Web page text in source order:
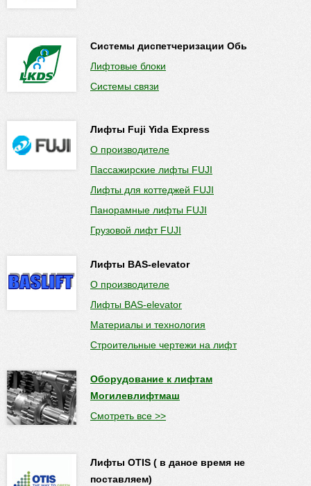
Системы диспетчеризации Обь
Лифтовые блоки
Системы связи
Лифты Fuji Yida Express
О производителе
Пассажирские лифты FUJI
Лифты для коттеджей FUJI
Панорамные лифты FUJI
Грузовой лифт FUJI
Лифты BAS-elevator
О производителе
Лифты BAS-elevator
Материалы и технология
Строительные чертежи на лифт
Оборудование к лифтам
Могилевлифтмаш
Смотреть все >>
Лифты OTIS ( в даное время не
поставляем)